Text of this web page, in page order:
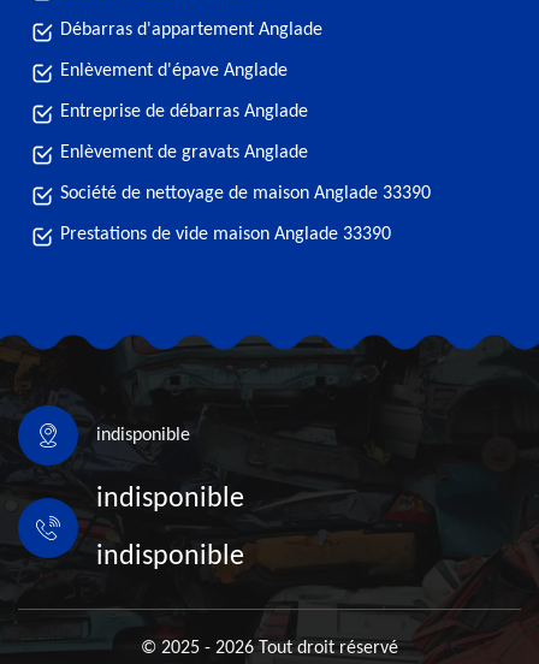
Débarras d'appartement Anglade
Enlèvement d'épave Anglade
Entreprise de débarras Anglade
Enlèvement de gravats Anglade
Société de nettoyage de maison Anglade 33390
Prestations de vide maison Anglade 33390
indisponible
indisponible
indisponible
© 2025 - 2026 Tout droit réservé